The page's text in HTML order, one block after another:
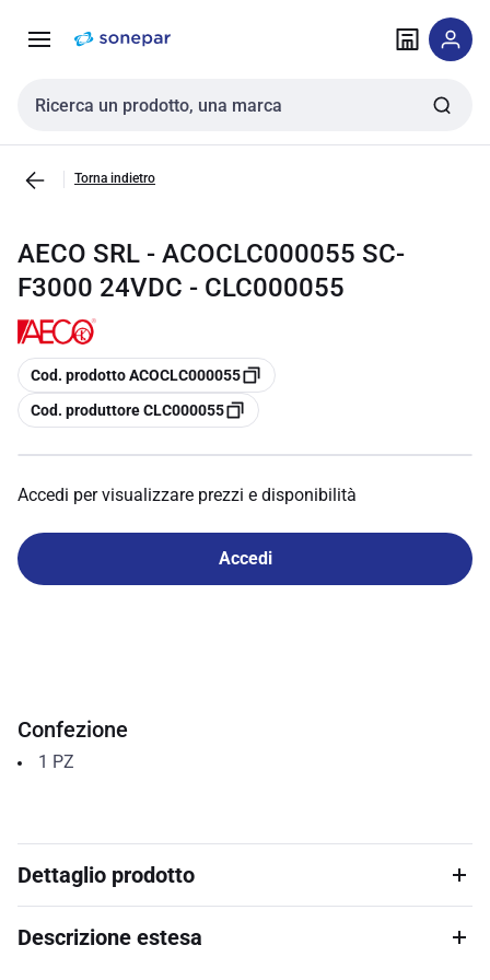
navigazione alla
Cerca input
Torna indietro
AECO SRL - ACOCLC000055 SC-
F3000 24VDC - CLC000055
copia
Cod. prodotto ACOCLC000055
copia
Cod. produttore CLC000055
Accedi per visualizzare prezzi e disponibilità
Accedi
Confezione
1 PZ
Dettaglio prodotto
Descrizione estesa